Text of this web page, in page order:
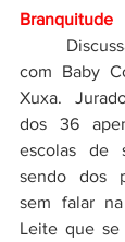
Branquitude
com Baby
Xuxa.
dos 36
escolas de
sendo dos
sem falar
Leite que